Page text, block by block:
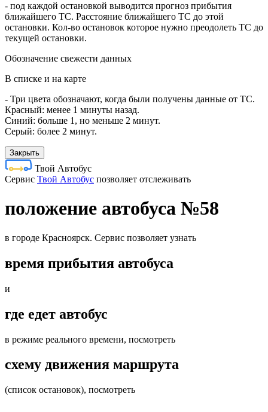
- под каждой остановкой выводится прогноз прибытия
ближайшего ТС. Расстояние ближайшего ТС до этой
остановки. Кол-во остановок которое нужно преодолеть ТС до
текущей остановки.
Обозначение свежести данных
В списке и на карте
- Три цвета обозначают, когда были получены данные от ТС.
Красный: менее 1 минуты назад.
Синий: больше 1, но меньше 2 минут.
Серый: более 2 минут.
Закрыть
Твой Автобус
Cервис Твой Автобус позволяет отслеживать
положение автобуса №58
в городе Красноярск. Сервис позволяет узнать
время прибытия автобуса
и
где едет автобус
в режиме реального времени, посмотреть
схему движения маршрута
(список остановок), посмотреть